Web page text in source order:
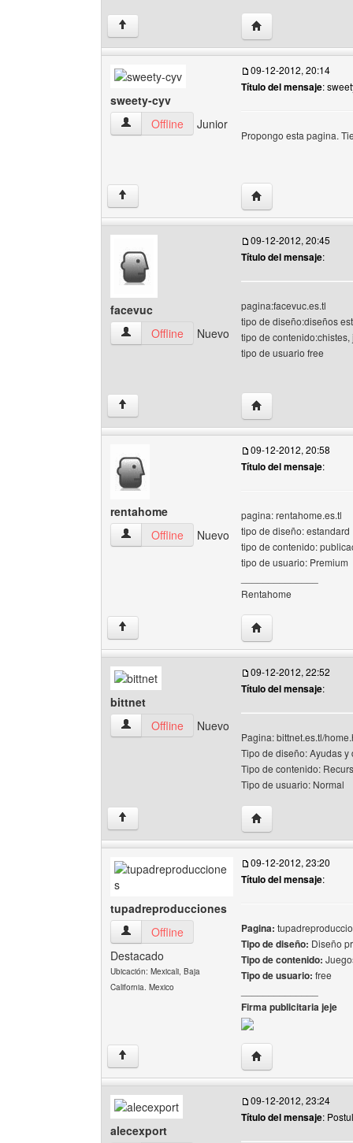
↑ Visitar sitio web del
sweety-cyv
sweety-cyv Ver perfil del usuario
Offline Junior
09-12-2012, 20:14
Título del mensaje:
Propongo esta pagina.
↑ Visitar sitio web del
facevuc
facevuc Ver perfil del usuario
Offline Nuevo
09-12-2012, 20:45
Título del mensaje:
pagina:facevuc.es.tl
tipo de diseño:diseños
tipo de
tipo de usuario free
↑ Visitar sitio web del
rentahome
rentahome Ver perfil del usuario
Offline Nuevo
09-12-2012, 20:58
Título del mensaje:
pagina: rentahome.es.tl
tipo de diseño: estandard
tipo de contenido:
tipo de usuario: Premium
Rentahome
↑ Visitar sitio web del
bittnet
bittnet Ver perfil del usuario
Offline Nuevo
09-12-2012, 22:52
Título del mensaje:
Pagina: bittnet.es.tl/
Tipo de diseño: Ayudas
Tipo de contenido:
Tipo de usuario: Normal
↑ Visitar sitio web del
tupadreproducciones
tupadreproducciones Ver perfil del usuario
Offline
Destacado
Ubicación: Mexicali, Baja
California. Mexico
09-12-2012, 23:20
Título del mensaje:
Pagina:
Tipo de diseño: Diseño
Tipo de contenido:
Tipo de usuario: free
Firma publicitaria jeje
↑ Visitar sitio web del
alecexport
09-12-2012, 23:24
Título del mensaje: